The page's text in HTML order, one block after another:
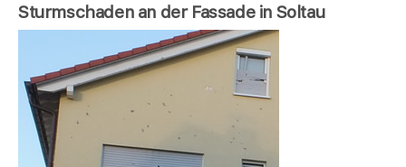
Sturmschaden an der Fassade in Soltau